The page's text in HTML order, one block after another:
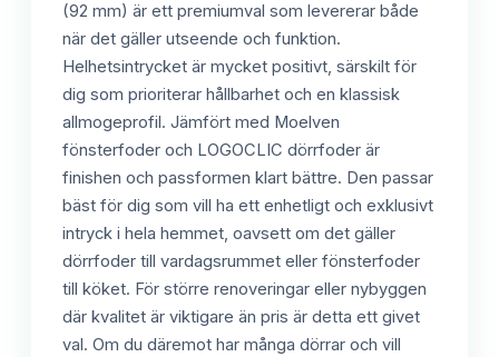
(92 mm) är ett premiumval som levererar både
när det gäller utseende och funktion.
Helhetsintrycket är mycket positivt, särskilt för
dig som prioriterar hållbarhet och en klassisk
allmogeprofil. Jämfört med Moelven
fönsterfoder och LOGOCLIC dörrfoder är
finishen och passformen klart bättre. Den passar
bäst för dig som vill ha ett enhetligt och exklusivt
intryck i hela hemmet, oavsett om det gäller
dörrfoder till vardagsrummet eller fönsterfoder
till köket. För större renoveringar eller nybyggen
där kvalitet är viktigare än pris är detta ett givet
val. Om du däremot har många dörrar och vill